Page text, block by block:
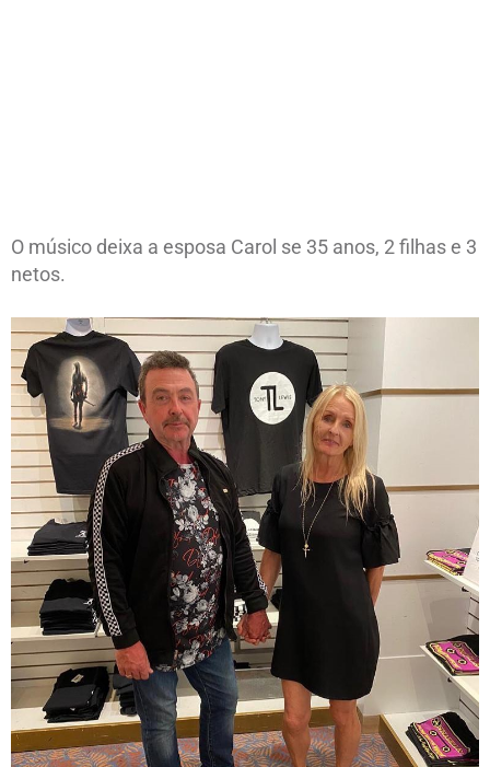
O músico deixa a esposa Carol se 35 anos, 2 filhas e 3
netos.